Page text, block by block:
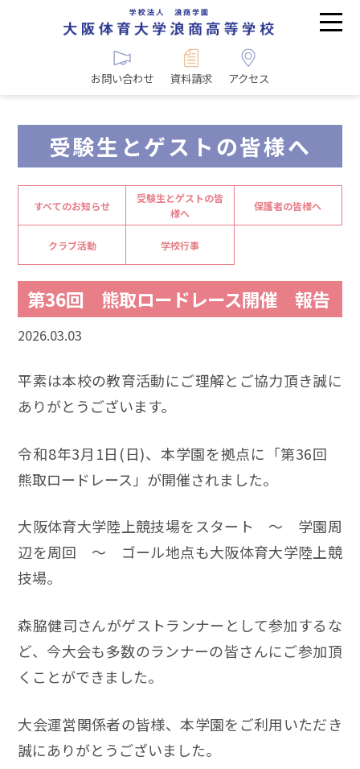
お問い合わせ 資料請求 アクセス
受験生とゲストの皆様へ
すべてのお知らせ
受験生とゲストの皆
様へ
保護者の皆様へ
クラブ活動 学校行事
第36回 熊取ロードレース開催 報告
2026.03.03
平素は本校の教育活動にご理解とご協力頂き誠に
ありがとうございます。
令和8年3月1日(日)、本学園を拠点に「第36回
熊取ロードレース」が開催されました。
大阪体育大学陸上競技場をスタート ～ 学園周
辺を周回 ～ ゴール地点も大阪体育大学陸上競
技場。
森脇健司さんがゲストランナーとして参加するな
ど、今大会も多数のランナーの皆さんにご参加頂
くことができました。
大会運営関係者の皆様、本学園をご利用いただき
誠にありがとうございました。